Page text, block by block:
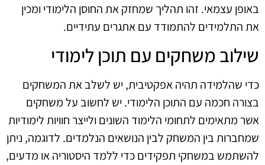
באופן עצמאי. זהו תהליך שמחזק את החוסן הלימודי ומכין
את התלמידים להתמודד עם אתגרים עתידיים.
שילוב משחקים עם תוכן לימודי
כדי שהלמידה תהיה אפקטיבית, יש לשלב את המשחקים
בצורה חכמה עם התוכן הלימודי. יש לחשוב על משחקים
אשר מתאימים לתחומי הלימוד השונים ולייצר חוויות לימודיות
שמחברות בין המשחק לבין הנושאים הנלמדים. לדוגמה, ניתן
להשתמש במשחקי תפקידים כדי ללמד היסטוריה או מדעים,